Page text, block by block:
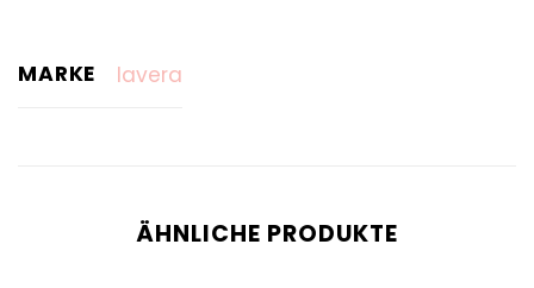
MARKE lavera
ÄHNLICHE PRODUKTE